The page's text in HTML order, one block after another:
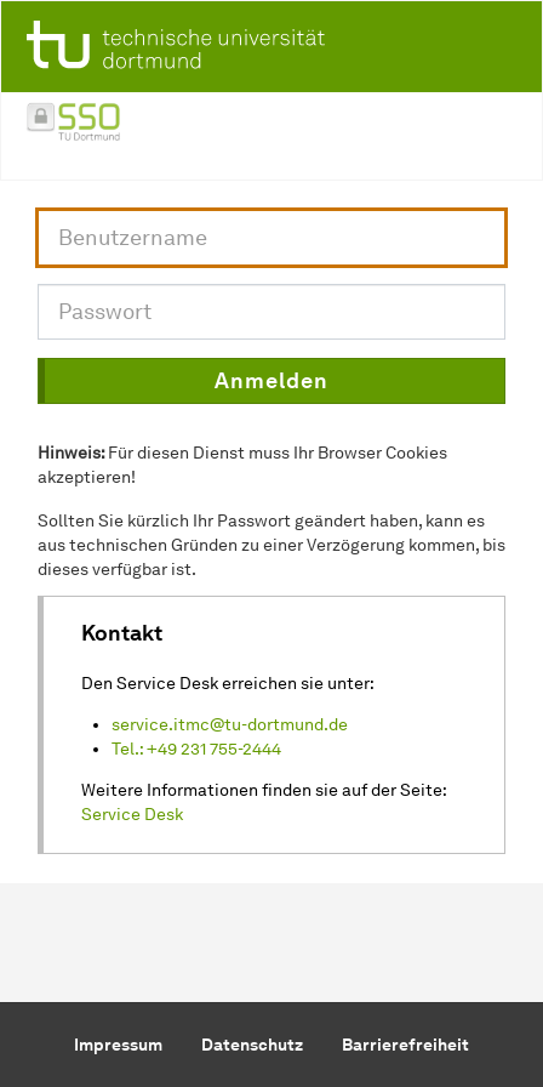
Hinweis:Für diesen Dienst muss Ihr Browser Cookies
akzeptieren!
Sollten Sie kürzlich Ihr Passwort geändert haben, kann es
aus technischen Gründen zu einer Verzögerung kommen, bis
dieses verfügbar ist.
Kontakt
Den Service Desk erreichen sie unter:
service.itmc@tu-dortmund.de
Tel.: +49 231 755-2444
Weitere Informationen finden sie auf der Seite:
Service Desk
Impressum Datenschutz Barrierefreiheit